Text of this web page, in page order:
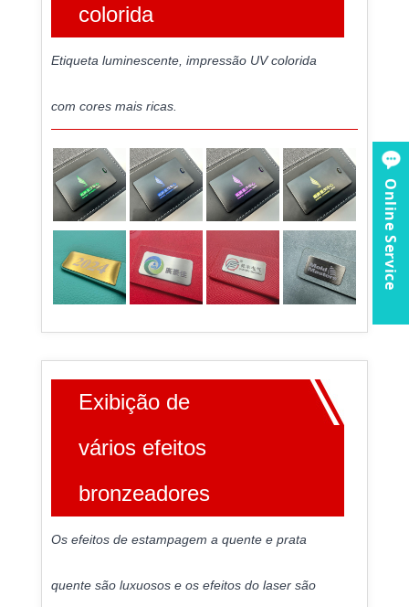
colorida
Etiqueta luminescente, impressão UV colorida
com cores mais ricas.
Exibição de
vários efeitos
bronzeadores
Os efeitos de estampagem a quente e prata
quente são luxuosos e os efeitos do laser são
Online Service